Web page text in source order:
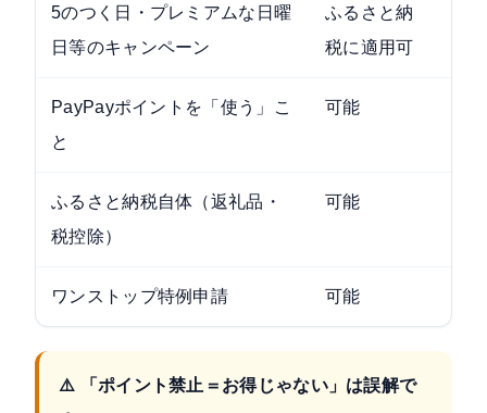
5のつく日・プレミアムな日曜
日等のキャンペーン
ふるさと納
税に適用可
PayPayポイントを「使う」こ
と
可能
ふるさと納税自体（返礼品・
税控除）
可能
ワンストップ特例申請 可能
⚠️ 「ポイント禁止＝お得じゃない」は誤解で